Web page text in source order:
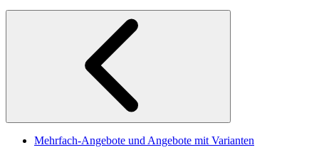
Mehrfach-Angebote und Angebote mit Varianten